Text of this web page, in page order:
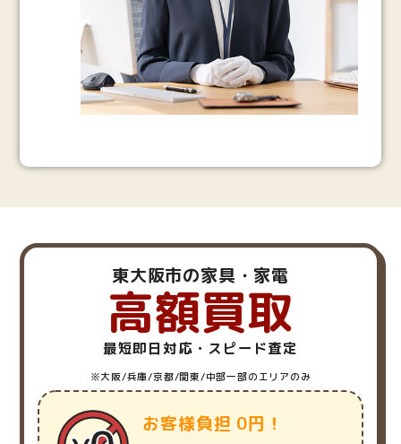
東大阪市の家具・家電
高額買取
最短即日対応・スピード査定
※大阪/兵庫/京都/関東/中部一部のエリアのみ
お客様負担 0円！